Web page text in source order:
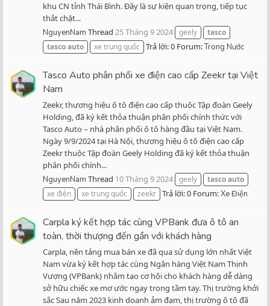
khu CN tỉnh Thái Bình. Đây là sự kiện quan trọng, tiếp tục
thắt chặt...
NguyenNam Thread 25 Tháng 9 2024 geely
tasco
tascoauto xe trung quốc Trả lời: 0 Forum:Trong Nước
Tasco Auto phân phối xe điện cao cấp Zeekr tại Việt
Nam
Zeekr, thương hiệu ô tô điện cao cấp thuộc Tập đoàn Geely
Holding, đã ký kết thỏa thuận phân phối chính thức với
Tasco Auto – nhà phân phối ô tô hàng đầu tại Việt Nam.
Ngày 9/9/2024 tại Hà Nội, thương hiệu ô tô điện cao cấp
Zeekr thuộc Tập đoàn Geely Holding đã ký kết thỏa thuận
phân phối chính...
NguyenNam Thread 10 Tháng 9 2024 geely tascoauto
xe điện
xe trung quốc zeekr Trả lời: 0 Forum:Xe Điện
Carpla ký kết hợp tác cùng VPBank đưa ô tô an
toàn, thời thượng đến gần với khách hàng
Carpla, nền tảng mua bán xe đã qua sử dụng lớn nhất Việt
Nam vừa ký kết hợp tác cùng Ngân hàng Việt Nam Thịnh
Vượng (VPBank) nhằm tạo cơ hội cho khách hàng dễ dàng
sở hữu chiếc xe mơ ước ngay trong tầm tay. Thị trường khởi
sắc Sau năm 2023 kinh doanh ảm đạm, thị trường ô tô đã